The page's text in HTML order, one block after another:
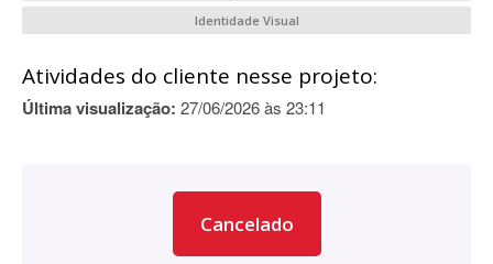
Identidade Visual
Atividades do cliente nesse projeto:
Última visualização: 27/06/2026 às 23:11
Cancelado